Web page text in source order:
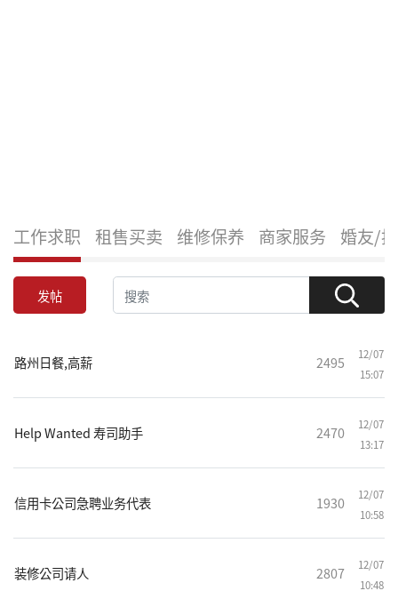
工作求职 租售买卖 维修保养 商家服务 婚友/
发帖
路州日餐,高薪 2495
12/07
15:07
Help Wanted 寿司助手 2470
12/07
13:17
信用卡公司急聘业务代表 1930
12/07
10:58
装修公司请人 2807
12/07
10:48